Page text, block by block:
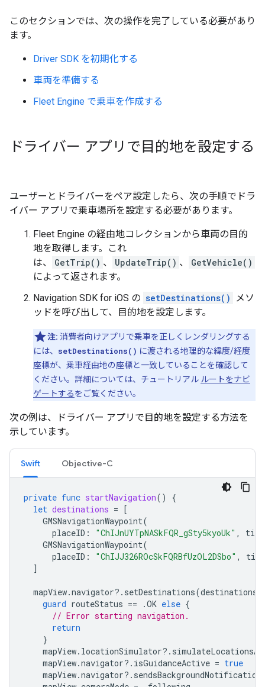
このセクションでは、次の操作を完了している必要があり
ます。
Driver SDK を初期化する
車両を準備する
Fleet Engine で乗車を作成する
ドライバー アプリで目的地を設定する
ユーザーとドライバーをペア設定したら、次の手順でドラ
イバー アプリで乗車場所を設定する必要があります。
Fleet Engine の経由地コレクションから車両の目的
地を取得します。これ
は、
GetTrip() 、 UpdateTrip() 、
GetVehicle()
によって返されます。
Navigation SDK for iOS の setDestinations()
メソ
ッドを呼び出して、目的地を設定します。
注: 消費者向けアプリで乗車を正しくレンダリングする
には、 setDestinations() に渡される地理的な緯度/経度
座標が、乗車経由地の座標と一致していることを確認して
ください。詳細については、チュートリアル ルートをナビ
ゲートするをご覧ください。
次の例は、ドライバー アプリで目的地を設定する方法を
示しています。
Swift Objective-C
private func startNavigation()
{
let destinations = [
GMSNavigationWaypoint(
placeID : "ChIJnUYTpNASkFQR_gSty5kyoUk" ,
GMSNavigationWaypoint(
placeID : "ChIJJ326ROcSkFQRBfUzOL2DSbo" ,
]
mapView.navigator?. setDestinations(destinations
guard routeStatus == .OK else {
// Error starting navigation.
return
}
mapView. locationSimulator?.
mapView.navigator?. isGuidanceActive = true
mapView.navigator?.